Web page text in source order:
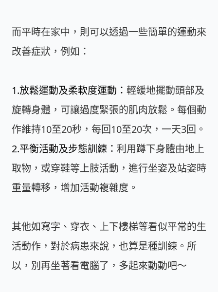
而平時在家中，則可以透過一些簡單的運動來
改善症狀，例如：
1.放鬆運動及柔軟度運動： 輕緩地擺動頭部及
旋轉身體，可讓過度緊張的肌肉放鬆。每個動
作維持10至20秒，每回10至20次，一天3回。
2.平衡活動及步態訓練： 利用蹲下身體由地上
取物，或穿鞋等上肢活動，進行坐姿及站姿時
重量轉移，增加活動複雜度。
其他如寫字、穿衣、上下樓梯等看似平常的生
活動作，對於病患來說，也算是種訓練。所
以，別再坐著看電腦了，多起來動動吧～